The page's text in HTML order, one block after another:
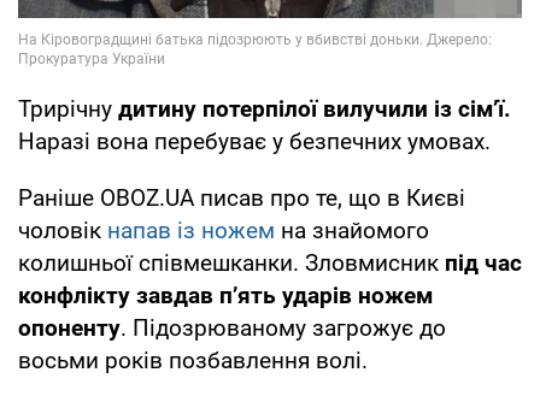
Трирічну дитину потерпілої вилучили із сім’ї.
Наразі вона перебуває у безпечних умовах.
Раніше OBOZ.UA писав про те, що в Києві
чоловік напав із ножем на знайомого
колишньої співмешканки. Зловмисник під час
конфлікту завдав п’ять ударів ножем
опоненту. Підозрюваному загрожує до
восьми років позбавлення волі.